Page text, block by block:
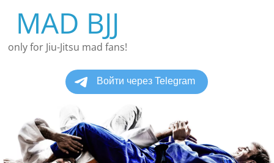
содержимому
MAD BJJ
only for Jiu-Jitsu mad fans!